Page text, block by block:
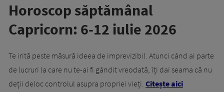
Horoscop săptămânal
Capricorn: 6-12 iulie 2026
Te irită peste măsură ideea de imprevizibil. Atunci când ai parte
de lucruri la care nu te-ai fi gândit vreodată, îți dai seama că nu
deții deloc controlul asupra propriei vieți. Citește aici